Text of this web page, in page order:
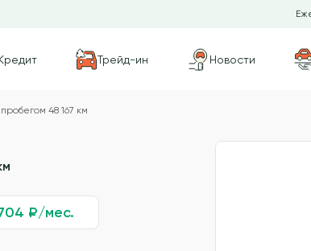
Трейд-ин Новости
48 167 км
₽/мес.